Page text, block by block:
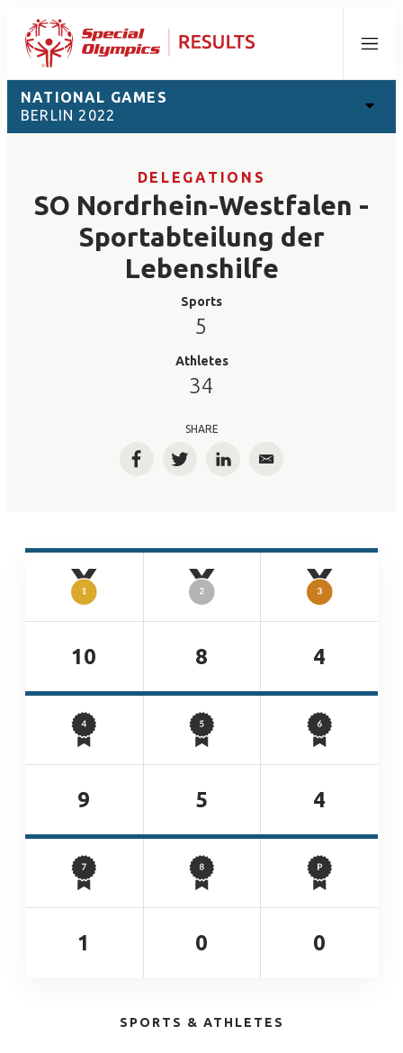
Menu
NATIONAL GAMES
BERLIN 2022
DELEGATIONS
SO Nordrhein-Westfalen -
Sportabteilung der
Lebenshilfe
Sports
5
Athletes
34
SHARE
FacebookTwitterLinkedInEmail
10 8 4
9 5 4
1 0 0
SPORTS & ATHLETES